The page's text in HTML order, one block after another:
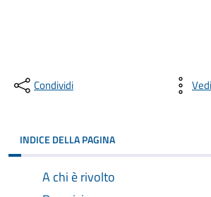
Condividi
INDICE DELLA PAGINA
A chi è rivolto